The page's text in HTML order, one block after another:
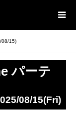
08/15)
パーテ
08/15(Fri)